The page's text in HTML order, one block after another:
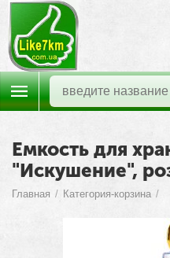
Емкость для
"Искушение",
Главная / Категория-корзина /